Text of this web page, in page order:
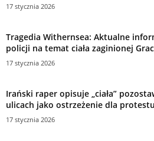
17 stycznia 2026
Tragedia Withernsea: Aktualne
policji na temat ciała zaginionej
17 stycznia 2026
Irański raper opisuje „ciała”
ulicach jako ostrzeżenie dla
17 stycznia 2026